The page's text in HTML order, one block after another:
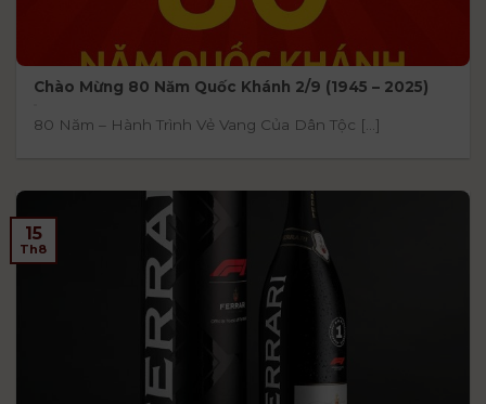
Chào Mừng 80 Năm Quốc Khánh 2/9 (1945 – 2025)
80 Năm – Hành Trình Vẻ Vang Của Dân Tộc [...]
15
Th8